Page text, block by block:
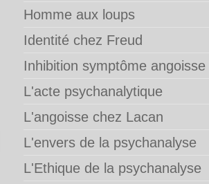
Homme aux loups
Identité chez Freud
Inhibition symptôme angoisse
L'acte psychanalytique
L'angoisse chez Lacan
L'envers de la psychanalyse
L'Ethique de la psychanalyse